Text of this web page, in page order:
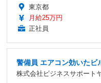
東京都
月給25万円
正社員
警備員 エアコン効いたビ
株式会社ビジネスサポート